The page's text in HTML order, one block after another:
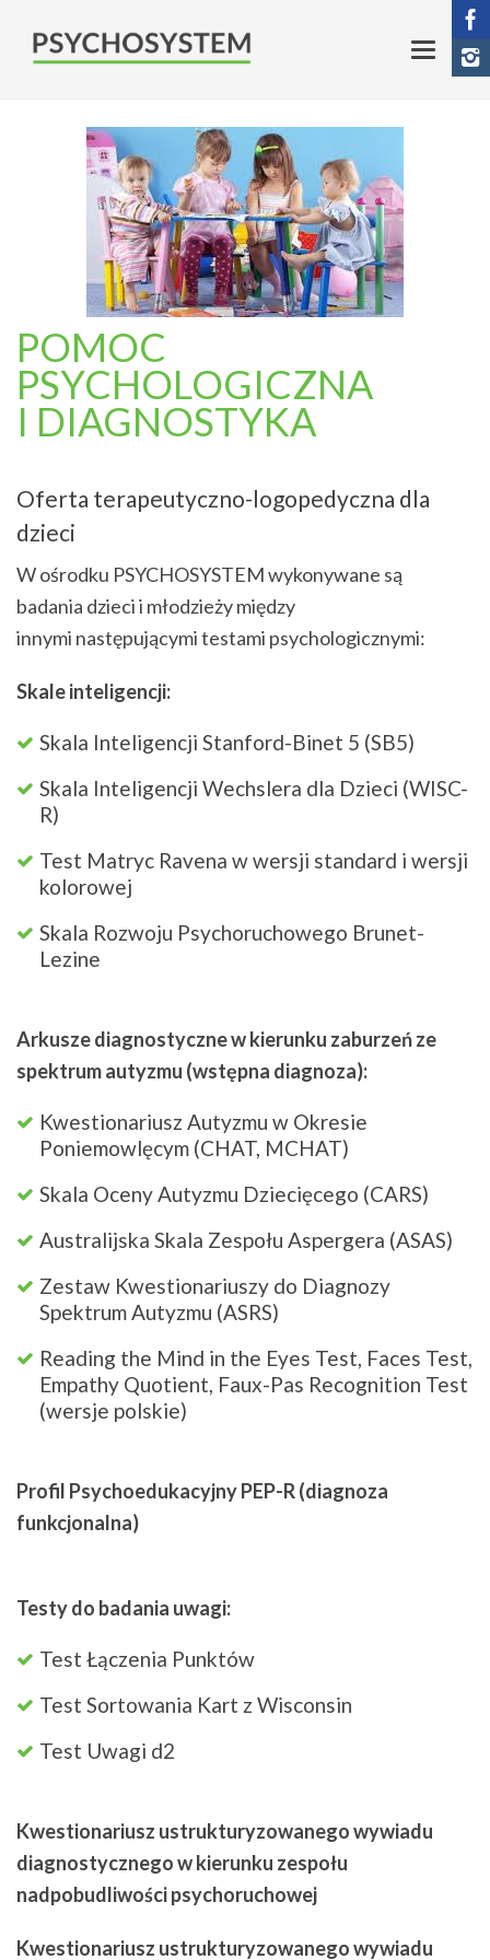
POMOC
PSYCHOLOGICZNA
I DIAGNOSTYKA
Oferta terapeutyczno-logopedyczna dla
dzieci
W ośrodku PSYCHOSYSTEM wykonywane są
badania dzieci i młodzieży między
innymi następującymi testami psychologicznymi:
Skale inteligencji:
Skala Inteligencji Stanford-Binet 5 (SB5)
Skala Inteligencji Wechslera dla Dzieci (WISC-
R)
Test Matryc Ravena w wersji standard i wersji
kolorowej
Skala Rozwoju Psychoruchowego Brunet-
Lezine
Arkusze diagnostyczne w kierunku zaburzeń ze
spektrum autyzmu (wstępna diagnoza):
Kwestionariusz Autyzmu w Okresie
Poniemowlęcym (CHAT, MCHAT)
Skala Oceny Autyzmu Dziecięcego (CARS)
Australijska Skala Zespołu Aspergera (ASAS)
Zestaw Kwestionariuszy do Diagnozy
Spektrum Autyzmu (ASRS)
Reading the Mind in the Eyes Test, Faces Test,
Empathy Quotient, Faux-Pas Recognition Test
(wersje polskie)
Profil Psychoedukacyjny PEP-R (diagnoza
funkcjonalna)
Testy do badania uwagi:
Test Łączenia Punktów
Test Sortowania Kart z Wisconsin
Test Uwagi d2
Kwestionariusz ustrukturyzowanego wywiadu
diagnostycznego w kierunku zespołu
nadpobudliwości psychoruchowej
Kwestionariusz ustrukturyzowanego wywiadu